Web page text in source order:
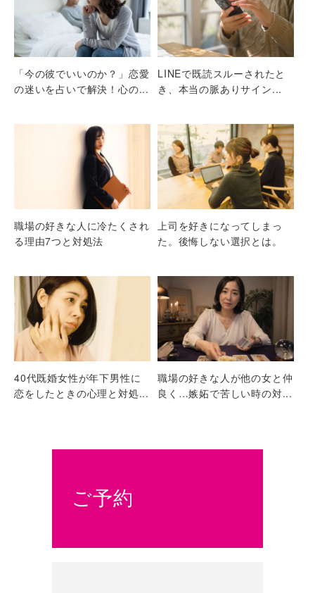
「今の彼でいいのか？」恋愛
の迷いを占いで解決！心の...
LINEで既読スルーされたと
き、本当の脈ありサイン...
職場の好きな人に冷たくされ
る理由7つと対処法
上司を好きになってしまっ
た。後悔しない選択とは。
40代既婚女性が年下男性に
恋をしたときの心理と対処...
職場の好きな人が他の女と仲
良く…嫉妬で苦しい時の対...
ご予約